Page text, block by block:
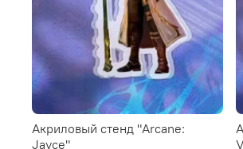
Акриловый стенд "Arcane:
Jayce"